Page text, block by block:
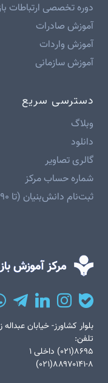
دوره تخصصی ارتباطات
آموزش صادرات
آموزش واردات
آموزش سازمانی
دسترسی سریع
وبلاگ
دانلود
گالری تصاویر
شماره حساب مرکز
ثبت‌نام دانش‌بنیان (تا ۹۰% حمایت)
بلوار کشاورز- خیابان
تلفن:
۸۶۹۵(۰۲۱) داخلی ۱
۸۸۹۷۰۱۴۱-۸(۰۲۱)